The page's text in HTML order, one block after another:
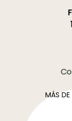
MÁS